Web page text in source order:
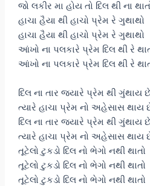
જો લકીર મા હોય તો દિલ થી ના
હાચા હૈયા થી હાચો પ્રેમ રે ગુથાથો
હાચા હૈયા થી હાચો પ્રેમ રે ગુથાથો
આંખો ના પલકારે પ્રેમ દિલ થી રે
આંખો ના પલકારે પ્રેમ દિલ થી રે
દિલ ના તાર જયારે પ્રેમ થી ગુંથાય
ત્યારે હાચા પ્રેમ નો અહેસાસ થાય
દિલ ના તાર જયારે પ્રેમ થી ગુંથાય
ત્યારે હાચા પ્રેમ નો અહેસાસ થાય
તૂટેલો ટુકડો દિલ નો ભેગો નથી થાતો
તૂટેલો ટુકડો દિલ નો ભેગો નથી થાતો
તૂટેલો ટુકડો દિલ નો ભેગો નથી થાતો